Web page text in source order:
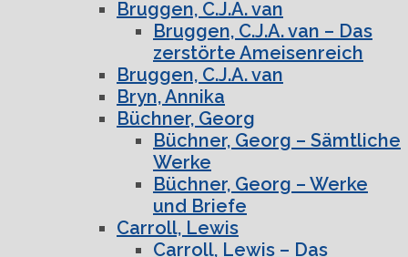
Bruggen, C.J.A. van
Bruggen, C.J.A. van – Das
zerstörte Ameisenreich
Bruggen, C.J.A. van
Bryn, Annika
Büchner, Georg
Büchner, Georg – Sämtliche
Werke
Büchner, Georg – Werke
und Briefe
Carroll, Lewis
Carroll, Lewis – Das